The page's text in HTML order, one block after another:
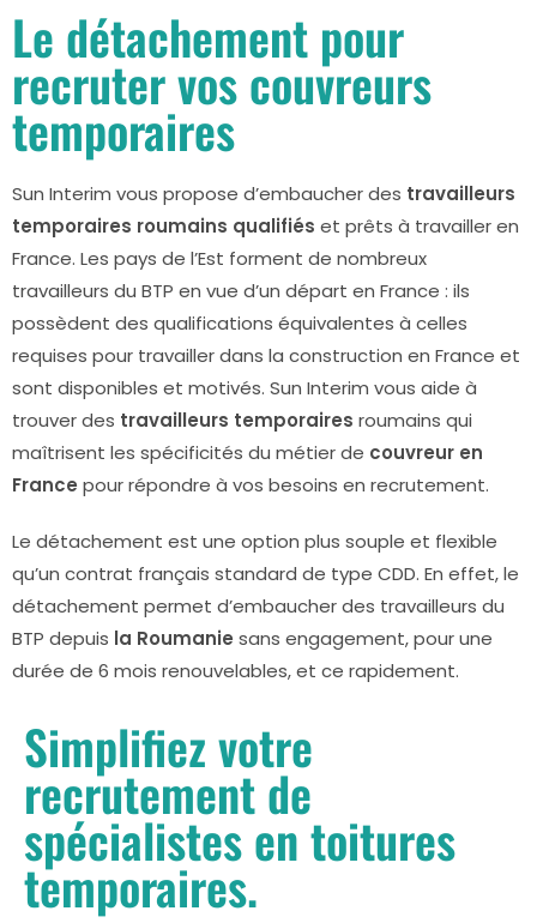
Le détachement pour
recruter vos couvreurs
temporaires
Sun Interim vous propose d’embaucher des travailleurs
temporaires roumains qualifiés et prêts à travailler en
France. Les pays de l’Est forment de nombreux
travailleurs du BTP en vue d’un départ en France : ils
possèdent des qualifications équivalentes à celles
requises pour travailler dans la construction en France et
sont disponibles et motivés. Sun Interim vous aide à
trouver des travailleurs temporaires roumains qui
maîtrisent les spécificités du métier de couvreur en
France pour répondre à vos besoins en recrutement.
Le détachement est une option plus souple et flexible
qu’un contrat français standard de type CDD. En effet, le
détachement permet d’embaucher des travailleurs du
BTP depuis la Roumanie sans engagement, pour une
durée de 6 mois renouvelables, et ce rapidement.
Simplifiez votre
recrutement de
spécialistes en toitures
temporaires.